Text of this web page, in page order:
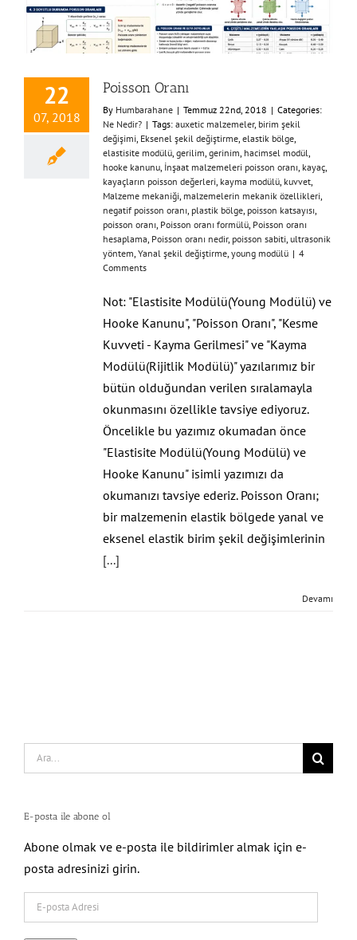
22
07, 2018
Poisson Oranı
By Humbarahane | Temmuz 22nd, 2018 | Categories:
Ne Nedir? | Tags: auxetic malzemeler, birim şekil
değişimi Eksenel şekil değiştirme elastik bölge
elastisite modülü gerilim gerinim hacimsel modül
hooke kanunu İnşaat malzemeleri poisson oranı kayaç
kayaçların poisson değerleri kayma modülü kuvvet
Malzeme mekaniği malzemelerin mekanik özellikleri
negatif poisson oranı plastik bölge poisson katsayısı
poisson oranı Poisson oranı formülü Poisson oranı
hesaplama Poisson oranı nedir, poisson sabiti ultrasonik
yöntem Yanal şekil değiştirme young modülü | 4
Comments
Not: "Elastisite Modülü(Young Modülü) ve
Hooke Kanunu", "Poisson Oranı", "Kesme
Kuvveti - Kayma Gerilmesi" ve "Kayma
Modülü(Rijitlik Modülü)" yazılarımız bir
bütün olduğundan verilen sıralamayla
okunmasını özellikle tavsiye ediyoruz.
Öncelikle bu yazımız okumadan önce
"Elastisite Modülü(Young Modülü) ve
Hooke Kanunu" isimli yazımızı da
okumanızı tavsiye ederiz. Poisson Oranı;
bir malzemenin elastik bölgede yanal ve
eksenel elastik birim şekil değişimlerinin
[...]
Devamı
Search
for:
E-posta ile abone ol
Abone olmak ve e-posta ile bildirimler almak için e-
posta adresinizi girin.
posta